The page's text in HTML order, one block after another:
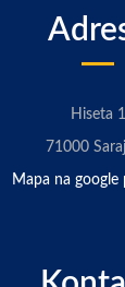
Hiseta 1
71000
Mapa na